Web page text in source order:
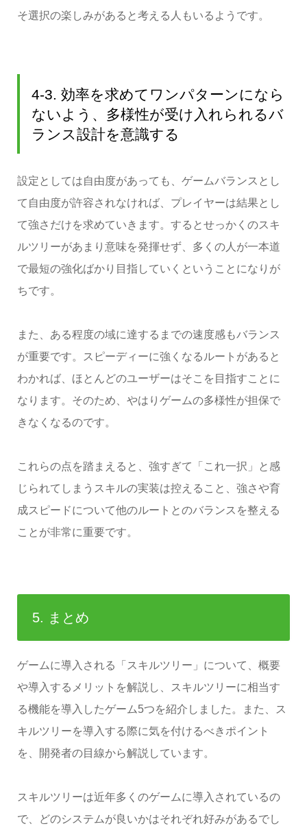
そ選択の楽しみがあると考える人もいるようです。
4-3. 効率を求めてワンパターンになら
ないよう、多様性が受け入れられるバ
ランス設計を意識する
設定としては自由度があっても、ゲームバランスとし
て自由度が許容されなければ、プレイヤーは結果とし
て強さだけを求めていきます。するとせっかくのスキ
ルツリーがあまり意味を発揮せず、多くの人が一本道
で最短の強化ばかり目指していくということになりが
ちです。
また、ある程度の域に達するまでの速度感もバランス
が重要です。スピーディーに強くなるルートがあると
わかれば、ほとんどのユーザーはそこを目指すことに
なります。そのため、やはりゲームの多様性が担保で
きなくなるのです。
これらの点を踏まえると、強すぎて「これ一択」と感
じられてしまうスキルの実装は控えること、強さや育
成スピードについて他のルートとのバランスを整える
ことが非常に重要です。
5. まとめ
ゲームに導入される「スキルツリー」について、概要
や導入するメリットを解説し、スキルツリーに相当す
る機能を導入したゲーム5つを紹介しました。また、ス
キルツリーを導入する際に気を付けるべきポイント
を、開発者の目線から解説しています。
スキルツリーは近年多くのゲームに導入されているの
で、どのシステムが良いかはそれぞれ好みがあるでし